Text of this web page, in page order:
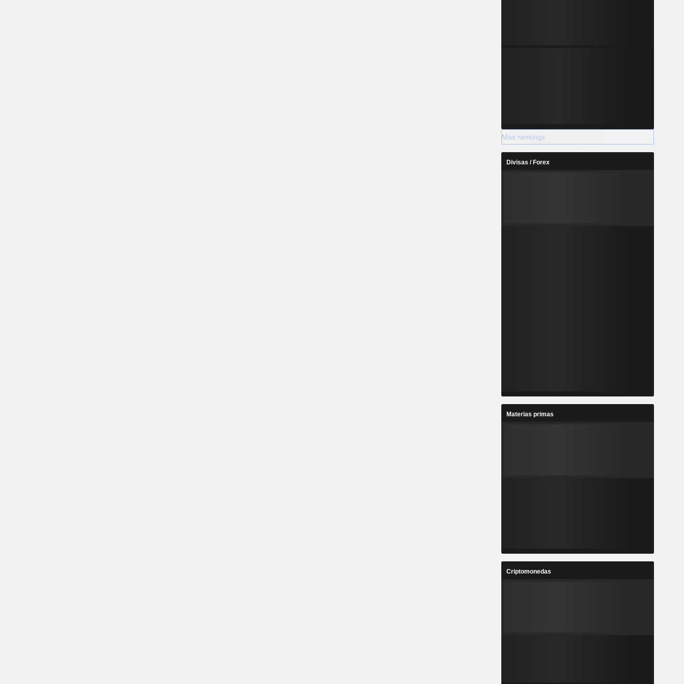
Más rankings
Divisas / Forex
Materias primas
Criptomonedas